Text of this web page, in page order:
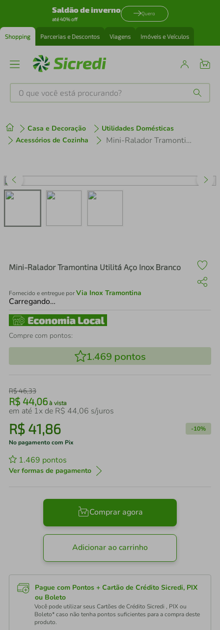
Saldão de inverno
até 40% off
Quero
Shopping Parcerias e Descontos Viagens Imóveis e Veículos
O que você está procurando?
Casa e Decoração
Utilidades Domésticas
Acessórios de Cozinha
Mini-Ralador Tramontina Utilitá Aço Inox Branco
Mini-Ralador Tramontina Utilitá Aço Inox Branco
Fornecido e entregue porVia Inox Tramontina
Carregando…
Compre com pontos:
1.469 pontos
R$46,33
R$ 44,06 à vista
em até 1x de R$ 44,06 s/juros
R$ 41,86 -10%
No pagamento com Pix
1.469 pontos
Ver formas de pagamento
Comprar agora
Adicionar ao carrinho
Pague com Pontos + Cartão de Crédito Sicredi, PIX
ou Boleto
Você pode utilizar seus Cartões de Crédito Sicredi , PIX ou
Boleto* caso não tenha pontos suficientes para a compra deste
produto.
1º tenis
3º perfume